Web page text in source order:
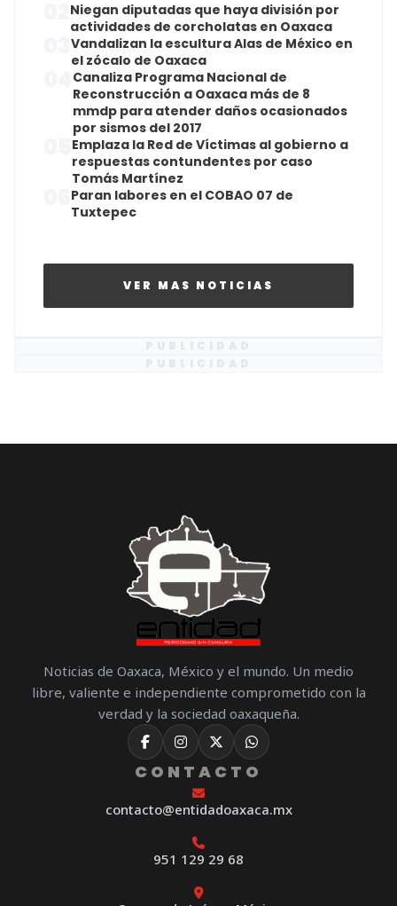
Niegan diputadas que haya división por
actividades de corcholatas en Oaxaca
Vandalizan la escultura Alas de México en
el zócalo de Oaxaca
Canaliza Programa Nacional de
Reconstrucción a Oaxaca más de 8
mmdp para atender daños ocasionados
por sismos del 2017
Emplaza la Red de Víctimas al gobierno a
respuestas contundentes por caso
Tomás Martínez
Paran labores en el COBAO 07 de
Tuxtepec
VER MAS NOTICIAS
Noticias de Oaxaca, México y el mundo. Un medio
libre, valiente e independiente comprometido con la
verdad y la sociedad oaxaqueña.
CONTACTO
contacto@entidadoaxaca.mx
951 129 29 68